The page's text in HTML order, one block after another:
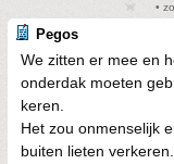
•
Pegos
We zitten er mee en
onderdak moeten
keren.
Het zou onmenselijk
buiten lieten verkeren.